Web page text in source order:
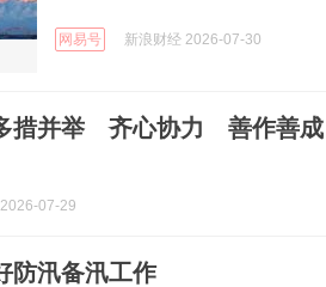
网易号 新浪财经 2026-07-30
措并举 齐心协力 善作善
07-29
防汛备汛工作